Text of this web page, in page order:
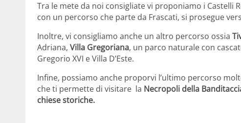
Tra le mete da noi consigliate vi proponiamo i
con un percorso che parte da Frascati, si prosegue
Inoltre, vi consigliamo anche un altro percorso ossia
Adriana, Villa Gregoriana, un parco naturale con
Gregorio XVI e Villa D’Este.
Infine, possiamo anche proporvi l’ultimo percorso
che ti permette di visitare la Necropoli della
chiese storiche.